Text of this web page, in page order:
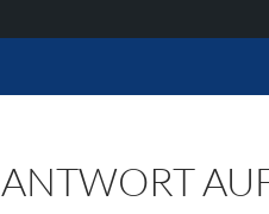
ANTWORT